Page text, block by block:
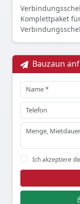
Komplettpaket
Bauzaun
Ich akzeptiere